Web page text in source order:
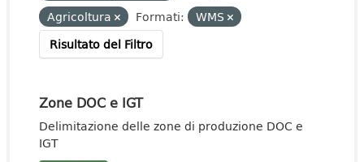
Agricoltura
Formati:
WMS
Risultato del Filtro
Zone DOC e IGT
Delimitazione delle zone di produzione DOC e
IGT